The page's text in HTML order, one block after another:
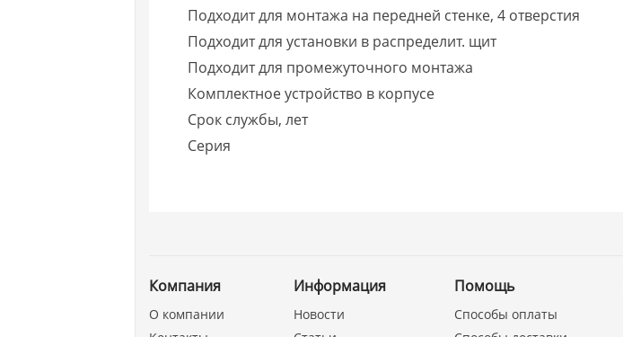
Подходит для монтажа на передней стенке, 4 отверстия
Подходит для установки в распределит. щит
Подходит для промежуточного монтажа
Комплектное устройство в корпусе
Срок службы, лет
Серия
Компания
О компании
Информация
Новости
Помощь
Способы оплаты